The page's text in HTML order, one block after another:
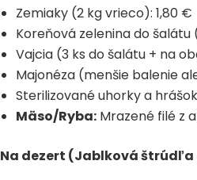
Zemiaky (2 kg vrieco): 1,80 €
Koreňová zelenina do
Vajcia (3 ks do šalátu + na
Majonéza (menšie balenie
Sterilizované uhorky a
Mäso/Ryba: Mrazené filé z
Na dezert (Jablková štrúdľa